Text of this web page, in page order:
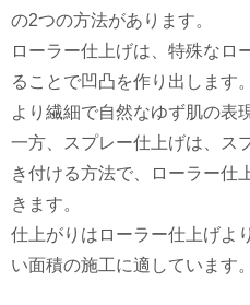
の2つの方法があります。
ローラー仕上げは、特殊なロ
ることで凹凸を作り出します。
より繊細で自然なゆず肌の表
一方、スプレー仕上げは、ス
き付ける方法で、ローラー仕
きます。
仕上がりはローラー仕上げよ
い面積の施工に適しています。